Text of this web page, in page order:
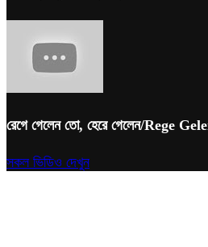
রেগে গেলেন তো, হেরে গেলেন/Rege
সকল ভিডিও দেখুন